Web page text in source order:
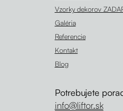
Vzorky dekorov
Galéria
Referencie
Kontakt
Blog
Potrebujete
info@liftor.sk